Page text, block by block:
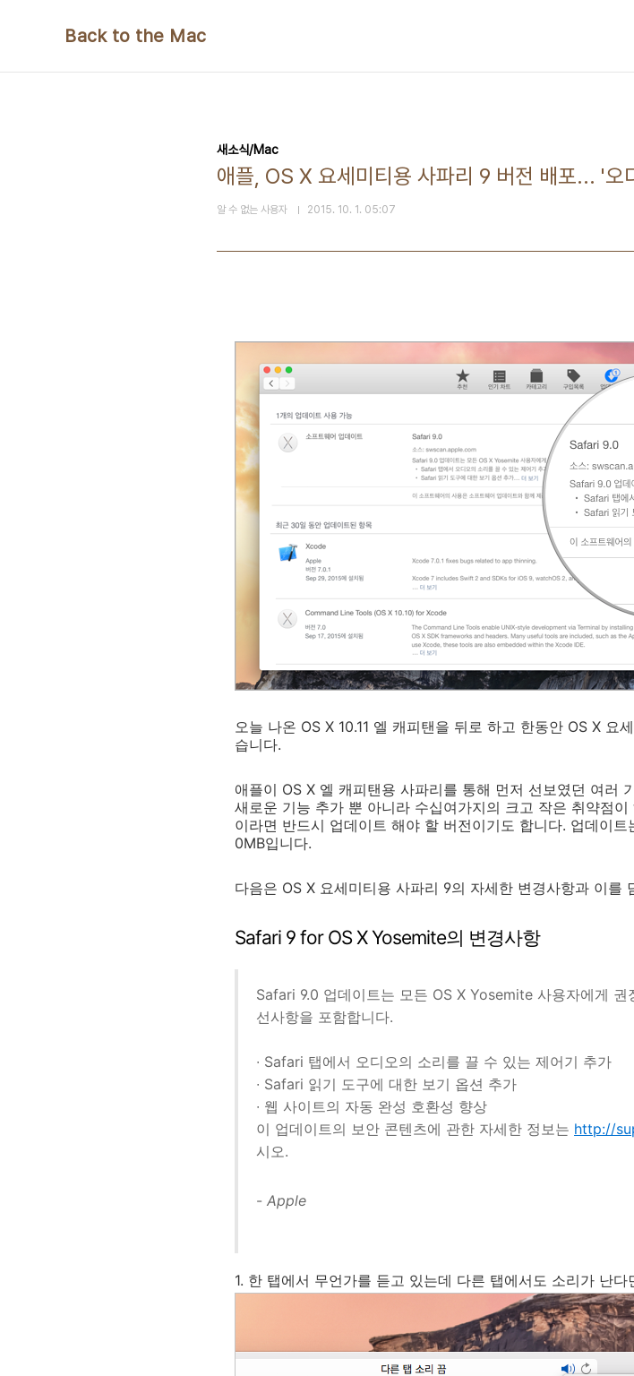
Back to the Mac
새소식/Mac
애플, OS X 요세미티용 사파리 9 버전 배포... '오
알 수 없는 사용자 2015. 10. 1. 05:07
오늘 나온 OS X 10.11 엘 캐피탠을 뒤로 하고 한동안 OS X 요
습니다.
애플이 OS X 엘 캐피탠용 사파리를 통해 먼저 선보였던 여러
새로운 기능 추가 뿐 아니라 수십여가지의 크고 작은 취약점
이라면 반드시 업데이트 해야 할 버전이기도 합니다. 업데이
0MB입니다.
다음은 OS X 요세미티용 사파리 9의 자세한 변경사항과 이를
Safari 9 for OS X Yosemite의 변경사항
Safari 9.0 업데이트는 모든 OS X Yosemite 사용자에게
선사항을 포함합니다.
∙ Safari 탭에서 오디오의 소리를 끌 수 있는 제어기 추가
∙ Safari 읽기 도구에 대한 보기 옵션 추가
∙ 웹 사이트의 자동 완성 호환성 향상
이 업데이트의 보안 콘텐츠에 관한 자세한 정보는 http://
시오.
- Apple
1. 한 탭에서 무언가를 듣고 있는데 다른 탭에서도 소리가 난